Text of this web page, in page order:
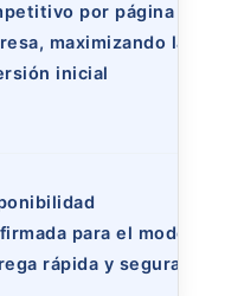
por página
maximizando la
inicial
para el modelo.
rápida y segura.